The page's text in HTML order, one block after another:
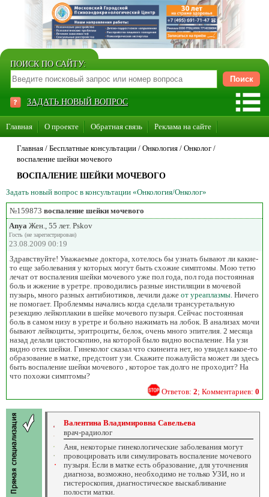
ПОИСК ПО САЙТУ:
ЗАДАТЬ НОВЫЙ ВОПРОС
Главная О проекте Обратная связь Реклама на сайте
Стать консультантом нашего сайта
Суперакция «Каждому врачу свой сайт»
Главная / Бесплатные консультации / Онкология / Онколог /
воспалениe шейки мочевого
ВОСПАЛЕНИE ШЕЙКИ МОЧЕВОГО
Задать новый вопрос в консультации «Онкология/Онколог»
№159873 воспалениe шейки мочевого
Anya Жен., 55 лет. Pskov
Гость (не зарегистрирован)
23.08.2009 00:19
Здравствуйте! Уважаемые доктора, хотелось бы узнать бывают ли какие-
то еще заболевания у которых могут быть схожие симптомы. Мою тетю
лечат от воспаления шейки мочевого уже пол года, пол года постоянная
боль и жжение в уретре. проводились разные инстиляции в мочевой
пузырь, много разных антибиотиков, лечили даже от уреаплазмы . Ничего
не помогает. Проблеммы начались когда сделали трансуретальную
резекцию лейкоплакии в шейке мочевого пузыря. Сейчас постоянная
боль в самом низу в уретре и больно нажимать на лобок. В анализах мочи
бывают лейкоциты, эритроциты, белок, очень много эпителия. 2 месяца
назад делали цистоскопию, на которой было видно воспаление. На узи
видно отек шейки. Гинеколог сказал что скинеита нет, но увидел какое-то
образование в матке, предстоит узи. Скажите пожалуйста может ли здесь
быть воспаление шейки мочевого , которое так долго не проходит? На
что похожи симптомы?
Ответов: 2; Комментариев: 0
Валентина Владимировна Савельева
врач-радиолог
Аня, некоторые гинекологические заболевания могут
провоцировать или симулировать воспаление мочевого
пузыря. Если в матке есть образование, для уточнения
диагноза, возможно, необходимо не только УЗИ, но и
гистероскопия, диагностическое выскабливание
полости матки.